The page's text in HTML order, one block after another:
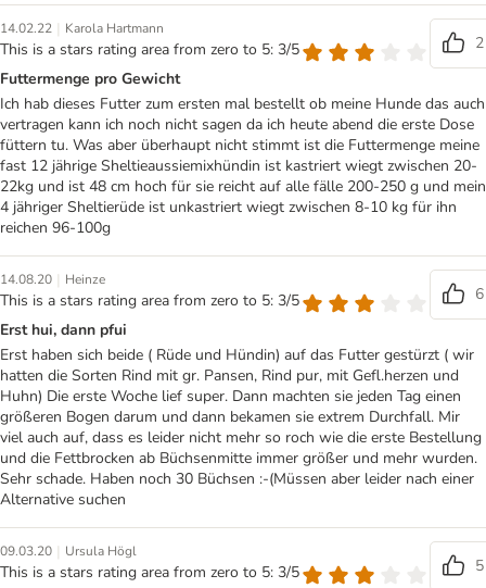
14.02.22 | Karola Hartmann
This is a stars rating area from zero to 5: 3/5
2
Futtermenge pro Gewicht
Ich hab dieses Futter zum ersten mal bestellt ob meine Hunde das auch
vertragen kann ich noch nicht sagen da ich heute abend die erste Dose
füttern tu. Was aber überhaupt nicht stimmt ist die Futtermenge meine
fast 12 jährige Sheltieaussiemixhündin ist kastriert wiegt zwischen 20-
22kg und ist 48 cm hoch für sie reicht auf alle fälle 200-250 g und mein
4 jähriger Sheltierüde ist unkastriert wiegt zwischen 8-10 kg für ihn
reichen 96-100g
14.08.20 | Heinze
This is a stars rating area from zero to 5: 3/5
6
Erst hui, dann pfui
Erst haben sich beide ( Rüde und Hündin) auf das Futter gestürzt ( wir
hatten die Sorten Rind mit gr. Pansen, Rind pur, mit Gefl.herzen und
Huhn) Die erste Woche lief super. Dann machten sie jeden Tag einen
größeren Bogen darum und dann bekamen sie extrem Durchfall. Mir
viel auch auf, dass es leider nicht mehr so roch wie die erste Bestellung
und die Fettbrocken ab Büchsenmitte immer größer und mehr wurden.
Sehr schade. Haben noch 30 Büchsen :-(Müssen aber leider nach einer
Alternative suchen
09.03.20 | Ursula Högl
This is a stars rating area from zero to 5: 3/5
5